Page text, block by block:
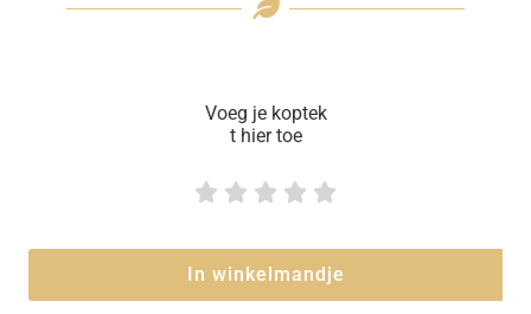
Voeg je koptek
t hier toe
    
In winkelmandje